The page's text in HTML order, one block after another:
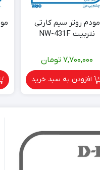
مودم روتر سیم کارتی
نتربیت NW-431F
7,700,000 تومان
افزودن به سبد خرید